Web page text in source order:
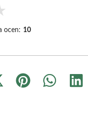
ocen: 10
Share
Share